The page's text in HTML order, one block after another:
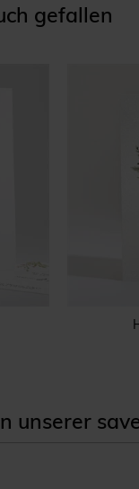
gefallen
unserer